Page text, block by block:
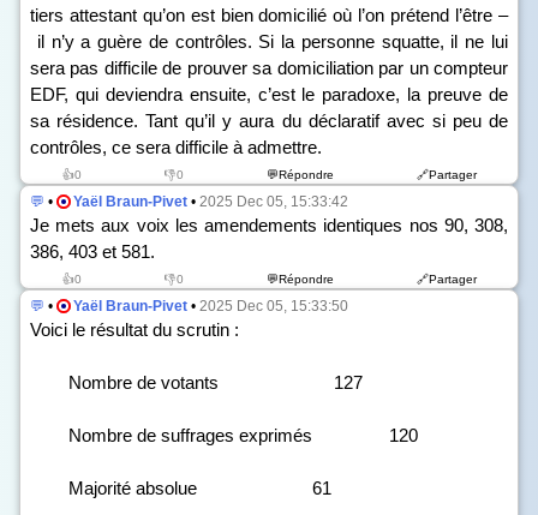
tiers attestant qu’on est bien domicilié où l’on prétend l’être –
il n’y a guère de contrôles. Si la personne squatte, il ne lui
sera pas difficile de prouver sa domiciliation par un compteur
EDF, qui deviendra ensuite, c’est le paradoxe, la preuve de
sa résidence. Tant qu’il y aura du déclaratif avec si peu de
contrôles, ce sera difficile à admettre.
👍0 👎0 💬Répondre 🔗Partager
💬 • Yaël Braun-Pivet • 2025 Dec 05, 15:33:42
Je mets aux voix les amendements identiques nos 90, 308,
386, 403 et 581.
👍0 👎0 💬Répondre 🔗Partager
💬 • Yaël Braun-Pivet • 2025 Dec 05, 15:33:50
Voici le résultat du scrutin :
Nombre de votants 127
Nombre de suffrages exprimés 120
Majorité absolue 61